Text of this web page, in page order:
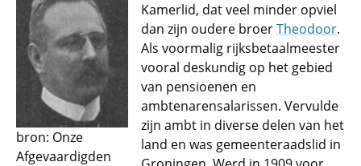
bron: Onze
Afgevaardigden
Kamerlid, dat veel minder opviel
dan zijn oudere broerTheodoor.
Als voormalig rijksbetaalmeester
vooral deskundig op het gebied
van pensioenen en
ambtenarensalarissen. Vervulde
zijn ambt in diverse delen van het
land en was gemeenteraadslid in